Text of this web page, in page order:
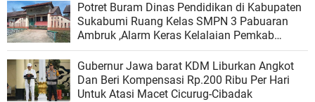
Potret Buram Dinas Pendidikan di Kabupaten
Sukabumi Ruang Kelas SMPN 3 Pabuaran
Ambruk ,Alarm Keras Kelalaian Pemkab
Sukabumi Dalam Menjamin Keselamatan
Siswa
Gubernur Jawa barat KDM Liburkan Angkot
Dan Beri Kompensasi Rp.200 Ribu Per Hari
Untuk Atasi Macet Cicurug-Cibadak